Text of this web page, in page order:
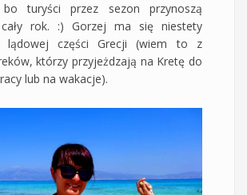
turyści przez sezon przynoszą
rok. :) Gorzej ma się niestety
lądowej części Grecji (wiem to z
którzy przyjeżdzają na Kretę do
lub na wakacje).